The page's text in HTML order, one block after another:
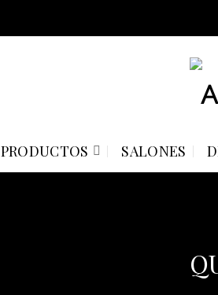
PRODUCTOS SALONES